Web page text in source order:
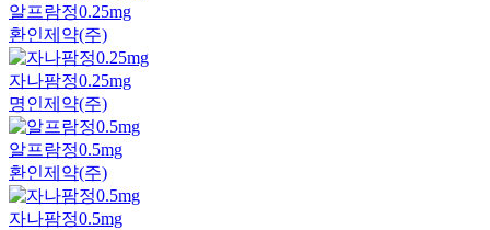
알프람정0.25mg
환인제약(주)
자나팜정0.25mg
명인제약(주)
알프람정0.5mg
환인제약(주)
자나팜정0.5mg